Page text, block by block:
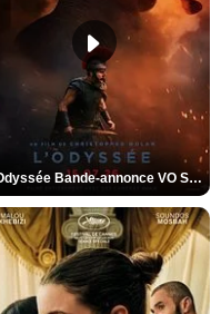
L'Odyssée Bande-annonce VO STFR